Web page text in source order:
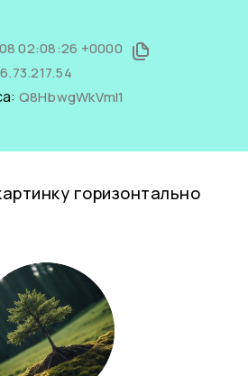
02:08:26 +0000
Q8HbwgWkVmI1
горизонтально